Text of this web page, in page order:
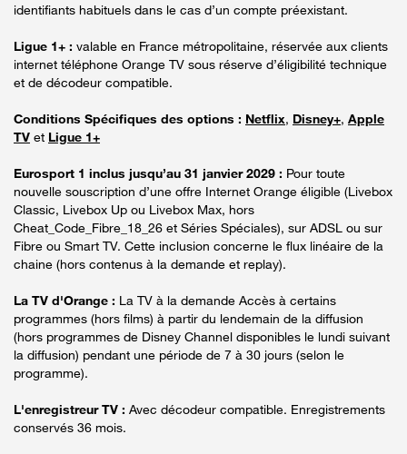
identifiants habituels dans le cas d’un compte préexistant.
Ligue 1+ : valable en France métropolitaine, réservée aux clients
internet téléphone Orange TV sous réserve d’éligibilité technique
et de décodeur compatible.
Conditions Spécifiques des options : Netflix, Disney+, Apple
TV et Ligue 1+
Eurosport 1 inclus jusqu’au 31 janvier 2029 : Pour toute
nouvelle souscription d’une offre Internet Orange éligible (Livebox
Classic, Livebox Up ou Livebox Max, hors
Cheat_Code_Fibre_18_26 et Séries Spéciales), sur ADSL ou sur
Fibre ou Smart TV. Cette inclusion concerne le flux linéaire de la
chaine (hors contenus à la demande et replay).
La TV d'Orange : La TV à la demande Accès à certains
programmes (hors films) à partir du lendemain de la diffusion
(hors programmes de Disney Channel disponibles le lundi suivant
la diffusion) pendant une période de 7 à 30 jours (selon le
programme).
L'enregistreur TV : Avec décodeur compatible. Enregistrements
conservés 36 mois.